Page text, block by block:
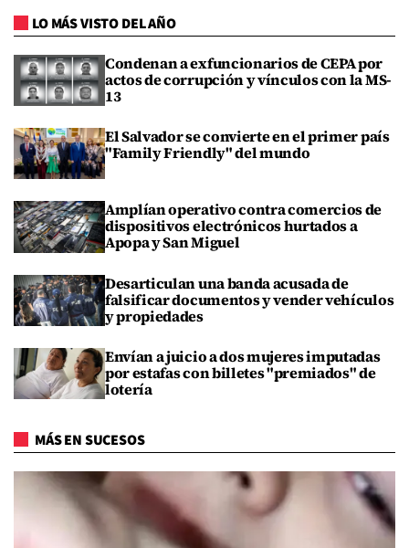
LO MÁS VISTO DEL AÑO
Condenan a exfuncionarios de CEPA por
actos de corrupción y vínculos con la MS-
13
El Salvador se convierte en el primer país
"Family Friendly" del mundo
Amplían operativo contra comercios de
dispositivos electrónicos hurtados a
Apopa y San Miguel
Desarticulan una banda acusada de
falsificar documentos y vender vehículos
y propiedades
Envían a juicio a dos mujeres imputadas
por estafas con billetes "premiados" de
lotería
MÁS EN SUCESOS